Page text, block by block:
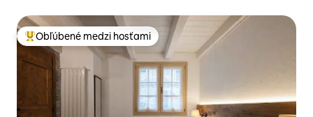
Najobľúbenejšie medzi hosťami
Obľúbené medzi hosťami